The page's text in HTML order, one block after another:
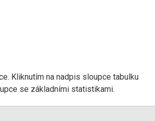
Kliknutím na nadpis sloupce tabulku
se základními statistikami.